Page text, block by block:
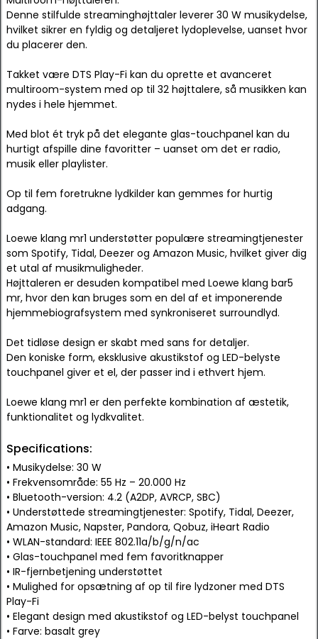
Denne stilfulde streaminghøjttaler leverer 30 W musikydelse,
hvilket sikrer en fyldig og detaljeret lydoplevelse, uanset hvor
du placerer den.
Takket være DTS Play-Fi kan du oprette et avanceret
multiroom-system med op til 32 højttalere, så musikken kan
nydes i hele hjemmet.
Med blot ét tryk på det elegante glas-touchpanel kan du
hurtigt afspille dine favoritter – uanset om det er radio,
musik eller playlister.
Op til fem foretrukne lydkilder kan gemmes for hurtig
adgang.
Loewe klang mr1 understøtter populære streamingtjenester
som Spotify, Tidal, Deezer og Amazon Music, hvilket giver dig
et utal af musikmuligheder.
Højttaleren er desuden kompatibel med Loewe klang bar5
mr, hvor den kan bruges som en del af et imponerende
hjemmebiografsystem med synkroniseret surroundlyd.
Det tidløse design er skabt med sans for detaljer.
Den koniske form, eksklusive akustikstof og LED-belyste
touchpanel giver et el, der passer ind i ethvert hjem.
Loewe klang mr1 er den perfekte kombination af æstetik,
funktionalitet og lydkvalitet.
Specifications:
• Musikydelse: 30 W
• Frekvensområde: 55 Hz – 20.000 Hz
• Bluetooth-version: 4.2 (A2DP, AVRCP, SBC)
• Understøttede streamingtjenester: Spotify, Tidal, Deezer,
Amazon Music, Napster, Pandora, Qobuz, iHeart Radio
• WLAN-standard: IEEE 802.11a/b/g/n/ac
• Glas-touchpanel med fem favoritknapper
• IR-fjernbetjening understøttet
• Mulighed for opsætning af op til fire lydzoner med DTS
Play-Fi
• Elegant design med akustikstof og LED-belyst touchpanel
• Farve: basalt grey